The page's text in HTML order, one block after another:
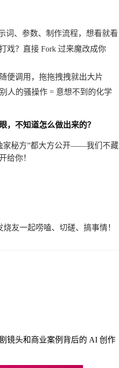
词、参数、制作流程，想看就看
戏？直接 Fork 过来魔改成你
便调用，拖拖拽拽就出大片
人的骚操作 = 意想不到的化学
，不知道怎么做出来的？
家秘方”都大方公开——我们不藏
给你！
友一起唠嗑、切磋、搞事情！
镜头和商业案例背后的 AI 创作